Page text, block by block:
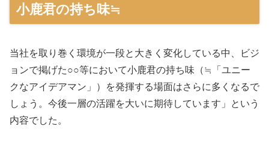
小鹿君の持ち味≒
当社を取り巻く環境が一段と大きく変化している中、ビジ
ョンで掲げた○○等において小鹿君の持ち味（≒「ユニー
クなアイデアマン」）を発揮する場面はさらに多くなるで
しょう。今後一層の活躍を大いに期待しています」という
内容でした。